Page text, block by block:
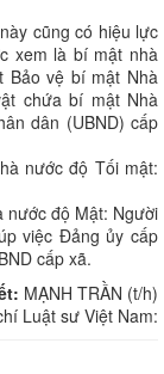
cũng có hiệu lực
xem là bí mật nhà
Bảo vệ bí mật Nhà
chứa bí mật Nhà
dân (UBND) cấp
nước độ Tối mật:
nước độ Mật: Người
việc Đảng ủy cấp
cấp xã.
MẠNH TRẦN (t/h)
Luật sư Việt Nam: